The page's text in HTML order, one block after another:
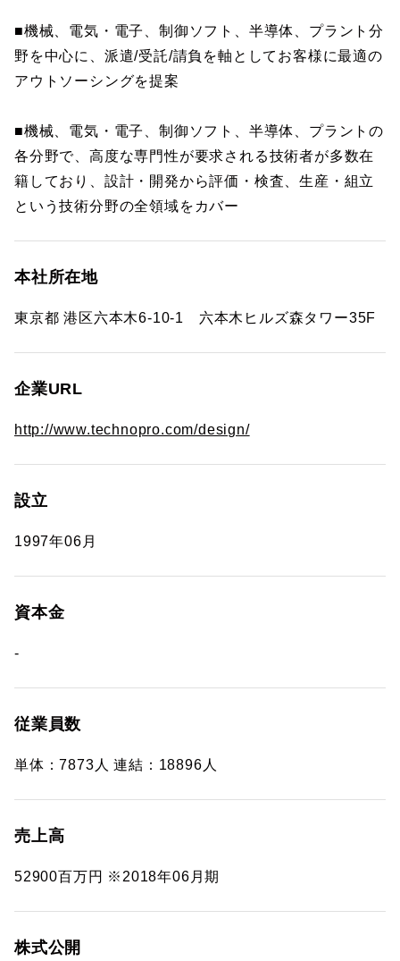
■機械、電気・電子、制御ソフト、半導体、プラント分
野を中心に、派遣/受託/請負を軸としてお客様に最適の
アウトソーシングを提案
■機械、電気・電子、制御ソフト、半導体、プラントの
各分野で、高度な専門性が要求される技術者が多数在
籍しており、設計・開発から評価・検査、生産・組立
という技術分野の全領域をカバー
本社所在地
東京都 港区六本木6-10-1 六本木ヒルズ森タワー35F
企業URL
http://www.technopro.com/design/
設立
1997年06月
資本金
-
従業員数
単体：7873人 連結：18896人
売上高
52900百万円 ※2018年06月期
株式公開